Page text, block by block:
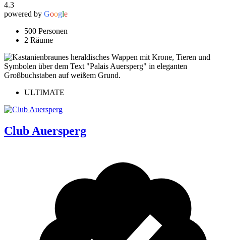
4.3
powered by Google
500 Personen
2 Räume
ULTIMATE
Club Auersperg